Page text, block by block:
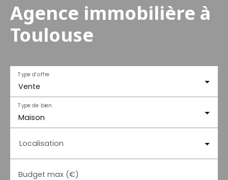
Agence immobilière à
Toulouse
Vente
Type d'offre
Maison
Type de bien
Localisation
Budget max (€)